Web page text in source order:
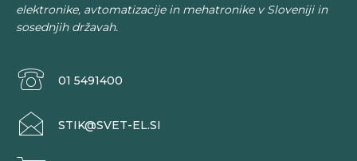
elektronike, avtomatizacije in mehatronike v Sloveniji in
sosednjih državah.
01 5491400
STIK@SVET-EL.SI